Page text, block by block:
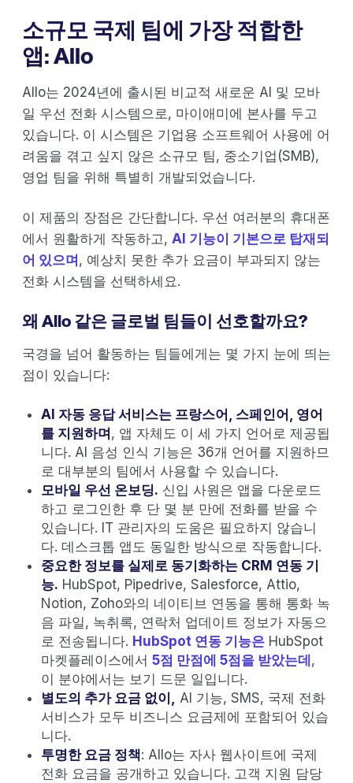
소규모 국제 팀에 가장 적합한
앱: Allo
Allo는 2024년에 출시된 비교적 새로운 AI 및 모바
일 우선 전화 시스템으로, 마이애미에 본사를 두고
있습니다. 이 시스템은 기업용 소프트웨어 사용에 어
려움을 겪고 싶지 않은 소규모 팀, 중소기업(SMB),
영업 팀을 위해 특별히 개발되었습니다.
이 제품의 장점은 간단합니다. 우선 여러분의 휴대폰
에서 원활하게 작동하고, AI 기능이 기본으로 탑재되
어 있으며, 예상치 못한 추가 요금이 부과되지 않는
전화 시스템을 선택하세요.
왜 Allo 같은 글로벌 팀들이 선호할까요?
국경을 넘어 활동하는 팀들에게는 몇 가지 눈에 띄는
점이 있습니다:
AI 자동 응답 서비스는 프랑스어, 스페인어, 영어
를 지원하며, 앱 자체도 이 세 가지 언어로 제공됩
니다. AI 음성 인식 기능은 36개 언어를 지원하므
로 대부분의 팀에서 사용할 수 있습니다.
모바일 우선 온보딩. 신입 사원은 앱을 다운로드
하고 로그인한 후 단 몇 분 만에 전화를 받을 수
있습니다. IT 관리자의 도움은 필요하지 않습니
다. 데스크톱 앱도 동일한 방식으로 작동합니다.
중요한 정보를 실제로 동기화하는 CRM 연동 기
능. HubSpot, Pipedrive, Salesforce, Attio,
Notion, Zoho와의 네이티브 연동을 통해 통화 녹
음 파일, 녹취록, 연락처 업데이트 정보가 자동으
로 전송됩니다. HubSpot 연동 기능은 HubSpot
마켓플레이스에서 5점 만점에 5점을 받았는데,
이 분야에서는 보기 드문 일입니다.
별도의 추가 요금 없이,
AI 기능, SMS, 국제 전화
서비스가 모두 비즈니스 요금제에 포함되어 있습
니다.
투명한 요금 정책: Allo는 자사 웹사이트에 국제
전화 요금을 공개하고 있습니다. 고객 지원 담당